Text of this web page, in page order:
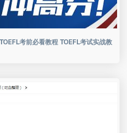
考前必看教程 TOEFL考试实战教